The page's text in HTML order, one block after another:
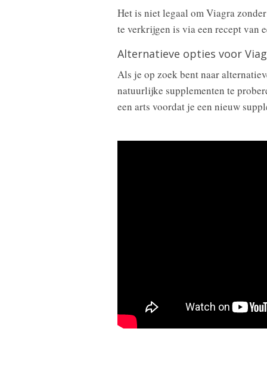
Het is niet legaal om Viagra
te verkrijgen is via een recept van
Alternatieve opties voor
Als je op zoek bent naar
natuurlijke supplementen te
een arts voordat je een nieuw